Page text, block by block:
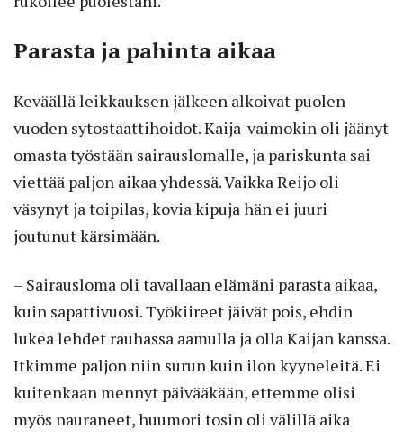
Parasta ja pahinta aikaa
Keväällä leikkauksen jälkeen alkoivat puolen
vuoden sytostaattihoidot. Kaija-vaimokin oli jäänyt
omasta työstään sairauslomalle, ja pariskunta sai
viettää paljon aikaa yhdessä. Vaikka Reijo oli
väsynyt ja toipilas, kovia kipuja hän ei juuri
joutunut kärsimään.
– Sairausloma oli tavallaan elämäni parasta aikaa,
kuin sapattivuosi. Työkiireet jäivät pois, ehdin
lukea lehdet rauhassa aamulla ja olla Kaijan kanssa.
Itkimme paljon niin surun kuin ilon kyyneleitä. Ei
kuitenkaan mennyt päivääkään, ettemme olisi
myös nauraneet, huumori tosin oli välillä aika